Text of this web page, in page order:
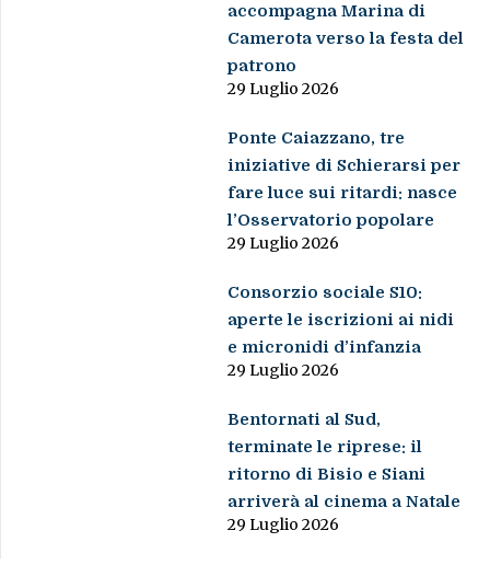
accompagna Marina di
Camerota verso la festa del
patrono
29 Luglio 2026
Ponte Caiazzano, tre
iniziative di Schierarsi per
fare luce sui ritardi: nasce
l’Osservatorio popolare
29 Luglio 2026
Consorzio sociale S10:
aperte le iscrizioni ai nidi
e micronidi d’infanzia
29 Luglio 2026
Bentornati al Sud,
terminate le riprese: il
ritorno di Bisio e Siani
arriverà al cinema a Natale
29 Luglio 2026